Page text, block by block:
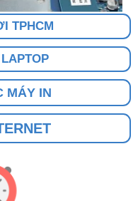
TPHCM
MÁY IN